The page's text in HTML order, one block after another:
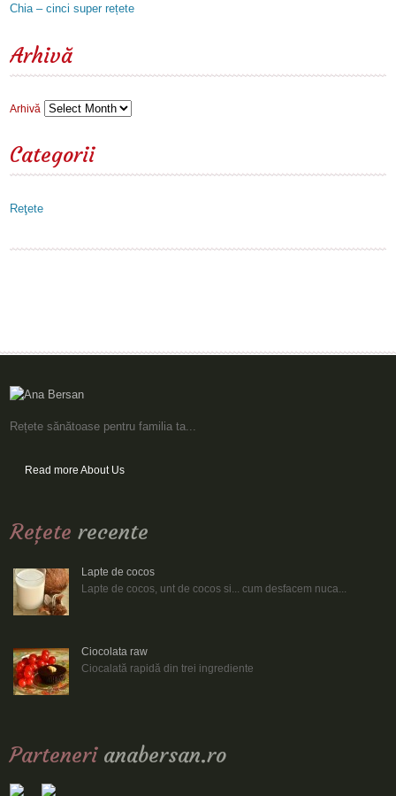
Chia – cinci super rețete
Arhivă
Arhivă
Categorii
Reţete
Rețete sănătoase pentru familia ta...
Read more About Us
Reţete recente
Lapte de cocos
Lapte de cocos, unt de cocos si... cum desfacem nuca...
Ciocolata raw
Ciocalată rapidă din trei ingrediente
Partenerianabersan.ro